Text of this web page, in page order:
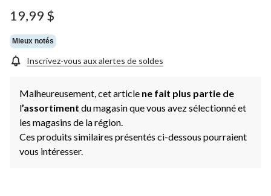
19,99 $
Mieux notés
Inscrivez-vous aux alertes de soldes
Malheureusement, cet article ne fait plus partie de
l’assortiment du magasin que vous avez sélectionné et
les magasins de la région.
Ces produits similaires présentés ci-dessous pourraient
vous intéresser.